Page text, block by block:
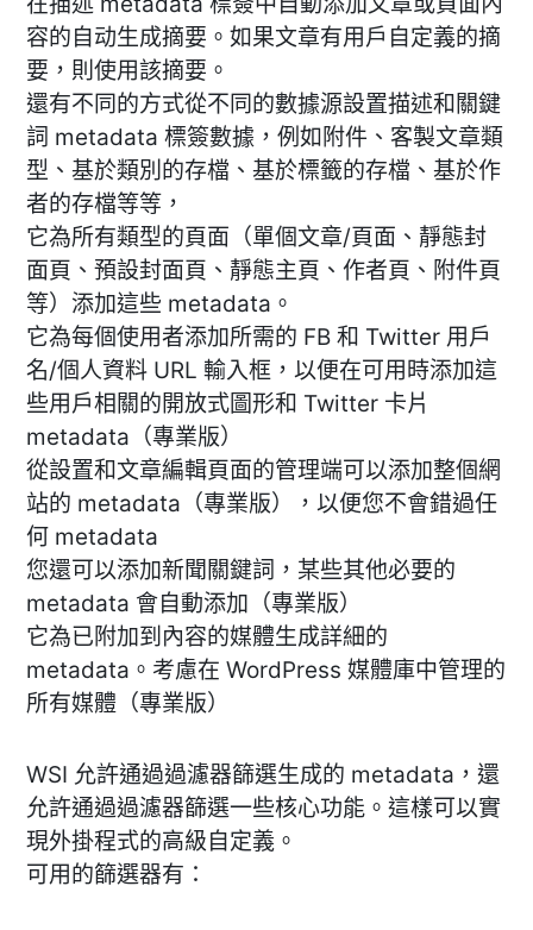
容的自动生成摘要。如果文章有用戶自定義的摘
要，則使用該摘要。
還有不同的方式從不同的數據源設置描述和關鍵
詞 metadata 標簽數據，例如附件、客製文章類
型、基於類別的存檔、基於標籤的存檔、基於作
者的存檔等等，
它為所有類型的頁面（單個文章/頁面、靜態封
面頁、預設封面頁、靜態主頁、作者頁、附件頁
等）添加這些 metadata。
它為每個使用者添加所需的 FB 和 Twitter 用戶
名/個人資料 URL 輸入框，以便在可用時添加這
些用戶相關的開放式圖形和 Twitter 卡片
metadata（專業版）
從設置和文章編輯頁面的管理端可以添加整個網
站的 metadata（專業版），以便您不會錯過任
何 metadata
您還可以添加新聞關鍵詞，某些其他必要的
metadata 會自動添加（專業版）
它為已附加到內容的媒體生成詳細的
metadata。考慮在 WordPress 媒體庫中管理的
所有媒體（專業版）
WSI 允許通過過濾器篩選生成的 metadata，還
允許通過過濾器篩選一些核心功能。這樣可以實
現外掛程式的高級自定義。
可用的篩選器有：